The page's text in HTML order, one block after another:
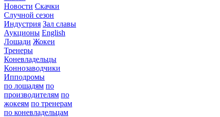
Новости Скачки
Случной сезон
Индустрия Зал славы
Аукционы English
Лошади Жокеи
Тренеры
Коневладельцы
Коннозаводчики
Ипподромы
по лошадям по
производителям по
жокеям по тренерам
по коневладельцам